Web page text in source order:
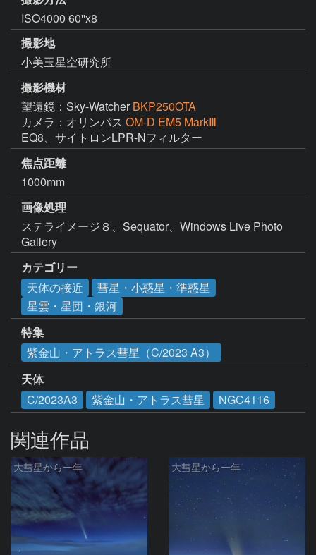
ISO4000 60''x8
撮影地
小美玉星空研究所
撮影機材
望遠鏡：Sky-Watcher BKP250OTA
カメラ：オリンパス OM-D EM5 MarkⅢ
EQ8、サイトロンLPR-Nフィルター
焦点距離
1000mm
画像処理
ステライメージ８、Sequator、Windows Live Photo
Gallery
カテゴリー
天体の接近
彗星・小惑星・準惑星
星雲・星団・銀河
特集
紫金山・アトラス彗星（C/2023 A3）
天体
C/2023A3
紫金山・アトラス彗星 NGC4116
関連作品
大彗星から一年 大彗星から一年